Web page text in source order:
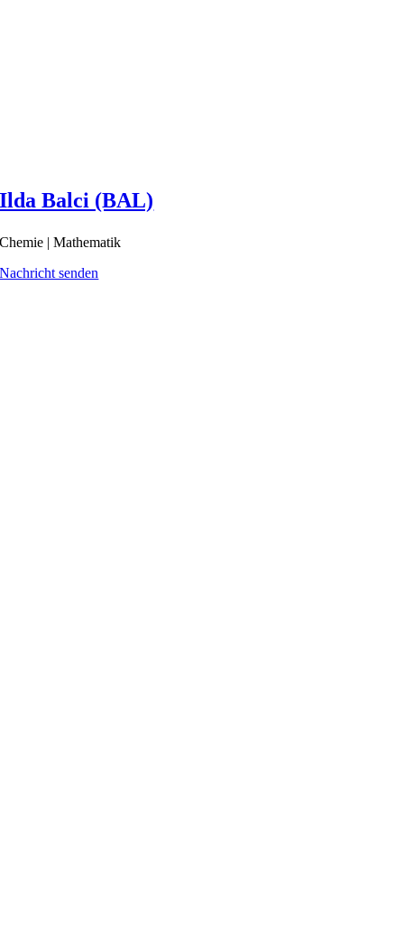
Ilda Balci (BAL)
Chemie | Mathematik
Nachricht senden